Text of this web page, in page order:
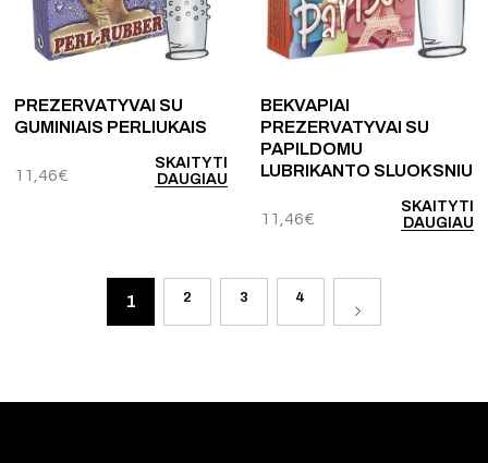
PREZERVATYVAI SU
GUMINIAIS PERLIUKAIS
11,46€
SKAITYTI
DAUGIAU
BEKVAPIAI
PREZERVATYVAI SU
PAPILDOMU
LUBRIKANTO SLUOKSNIU
11,46€
SKAITYTI
DAUGIAU
1 2 3 4